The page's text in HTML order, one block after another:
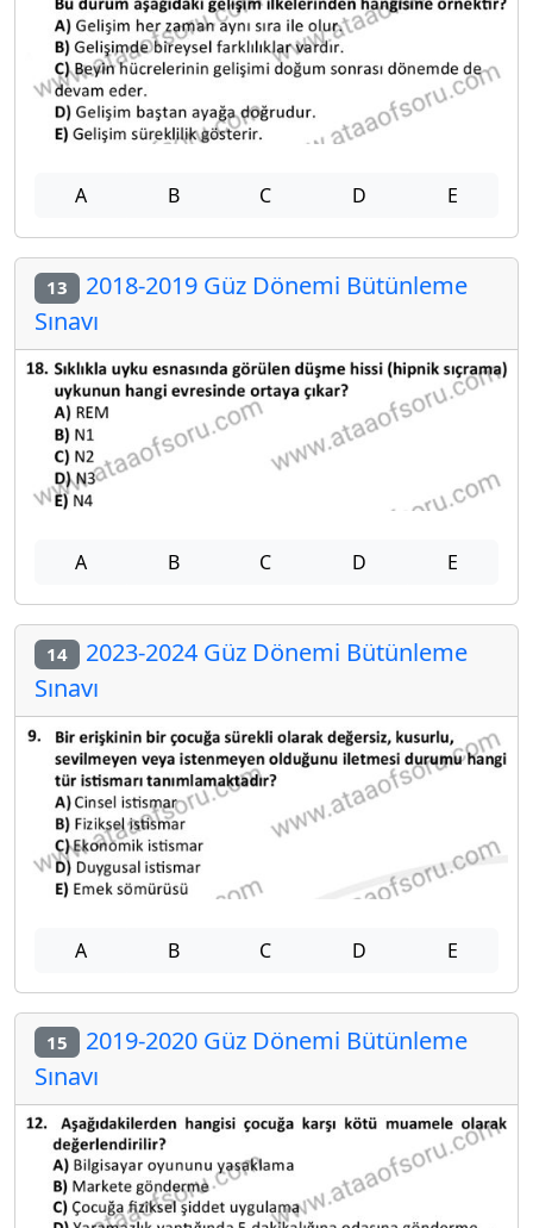
A B C D E
13 2018-2019 Güz Dönemi Bütünleme
Sınavı
A B C D E
14 2023-2024 Güz Dönemi Bütünleme
Sınavı
A B C D E
15 2019-2020 Güz Dönemi Bütünleme
Sınavı